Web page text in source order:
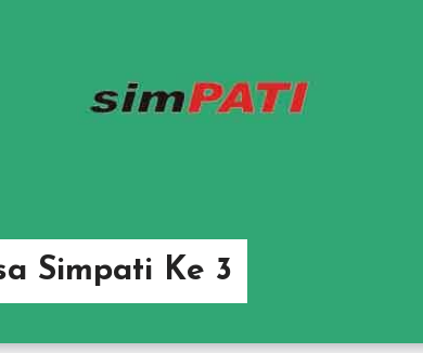
Simpati Ke 3